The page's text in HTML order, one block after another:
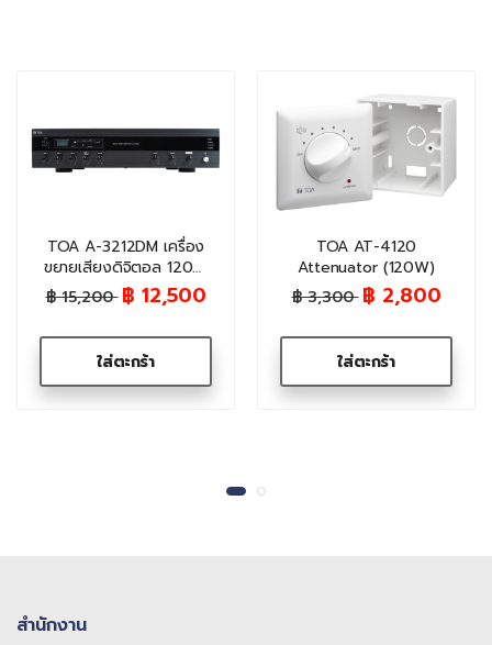
TOA A-3212DM เครื่อง
ขยายเสียงดิจิตอล 120W
(มี Bluetooth/MP3)
฿ 15,200 ฿ 12,500
ใส่ตะกร้า
TOA AT-4120
Attenuator (120W)
฿ 3,300 ฿ 2,800
ใส่ตะกร้า
สำนักงาน